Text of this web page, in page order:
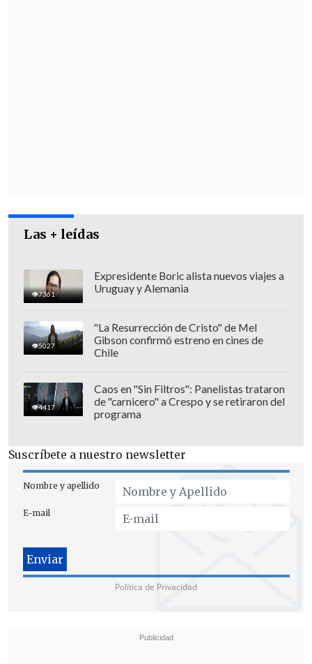
Las + leídas
7361
Expresidente Boric alista nuevos viajes a
Uruguay y Alemania
5027
"La Resurrección de Cristo" de Mel
Gibson confirmó estreno en cines de
Chile
4417
Caos en "Sin Filtros": Panelistas trataron
de "carnicero" a Crespo y se retiraron del
programa
Suscríbete a nuestro newsletter
Nombre y apellido
E-mail
Política de Privacidad